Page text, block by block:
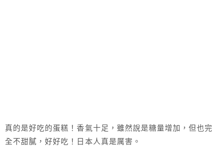
真的是好吃的蛋糕！香氣十足，雖然說是糖量增加，但也完
全不甜膩，好好吃！日本人真是厲害。